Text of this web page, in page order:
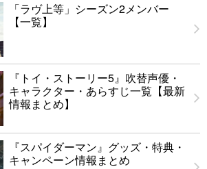
「ラヴ上等」シーズン2メンバー
【一覧】
『トイ・ストーリー5』吹替声優・
キャラクター・あらすじ一覧【最新
情報まとめ】
『スパイダーマン』グッズ・特典・
キャンペーン情報まとめ